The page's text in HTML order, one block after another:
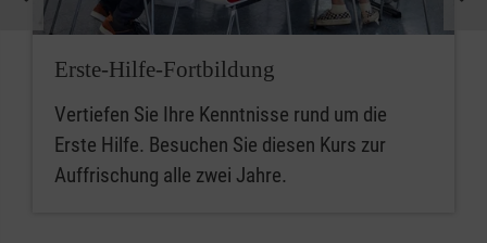
Erste-Hilfe-Fortbildung
Vertiefen Sie Ihre Kenntnisse rund um die
Erste Hilfe. Besuchen Sie diesen Kurs zur
Auffrischung alle zwei Jahre.